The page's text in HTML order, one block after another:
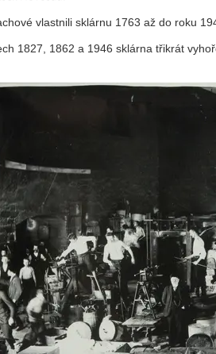
vlastnili sklárnu 1763 až do roku
1827, 1862 a 1946 sklárna třikrát